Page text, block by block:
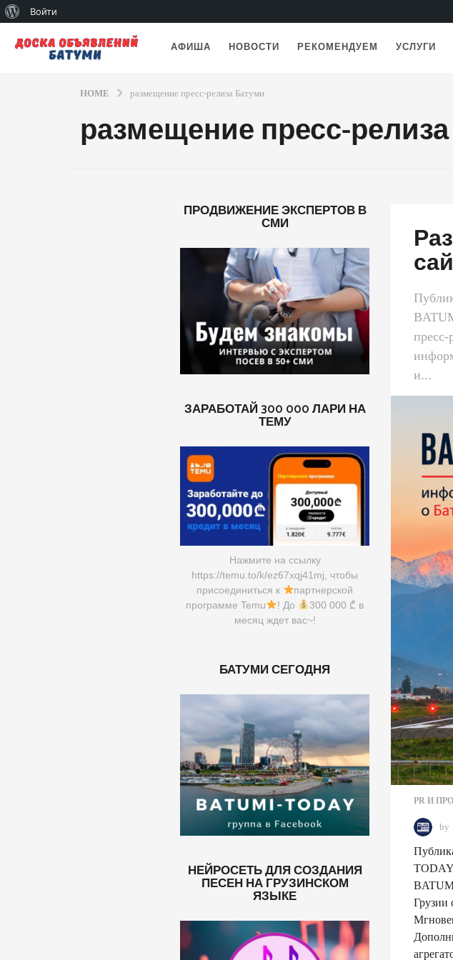
Войти
АФИША НОВОСТИ РЕКОМЕНДУЕМ УСЛУГИ
HOME размещение пресс-релиза Батуми
размещение пресс-
и...
PR И
by
Грузии
ПРОДВИЖЕНИЕ ЭКСПЕРТОВ В
СМИ
ЗАРАБОТАЙ 300 000 ЛАРИ НА
ТЕМУ
Нажмите на ссылку
https://temu.to/k/ez67xqj41mj, чтобы
присоединиться к
партнерской
программе Temu
! До
300 000 ₾ в
месяц ждет вас~!
БАТУМИ СЕГОДНЯ
НЕЙРОСЕТЬ ДЛЯ СОЗДАНИЯ
ПЕСЕН НА ГРУЗИНСКОМ
ЯЗЫКЕ